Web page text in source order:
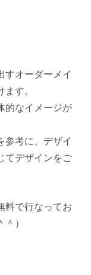
すオーダーメイ
す。
的なイメージが
参考に、デザイ
てデザインをご
料で行なってお
）